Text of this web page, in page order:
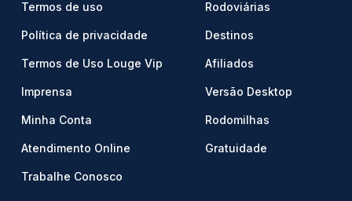
Termos de uso
Política de privacidade
Termos de Uso Louge Vip
Imprensa
Minha Conta
Atendimento Online
Trabalhe Conosco
Rodoviárias
Destinos
Afiliados
Versão Desktop
Rodomilhas
Gratuidade